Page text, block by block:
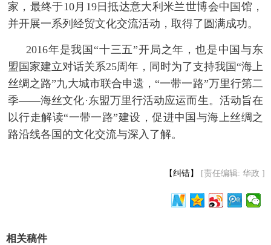
新华电视中文 新华电视英文 返回PC
家，最终于10月19日抵达意大利米兰世博会中国馆，
并开展一系列经贸文化交流活动，取得了圆满成功。
2016年是我国“十三五”开局之年，也是中国与东
盟国家建立对话关系25周年，同时为了支持我国“海上
丝绸之路”九大城市联合申遗，“一带一路”万里行第二
季——海丝文化·东盟万里行活动应运而生。活动旨在
以行走解读“一带一路”建设，促进中国与海上丝绸之
路沿线各国的文化交流与深入了解。
【纠错】 [责任编辑: 华政 ]
相关稿件